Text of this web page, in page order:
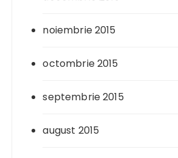
noiembrie 2015
octombrie 2015
septembrie 2015
august 2015